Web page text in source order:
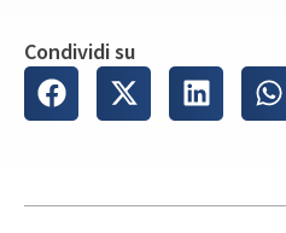
Condividi su